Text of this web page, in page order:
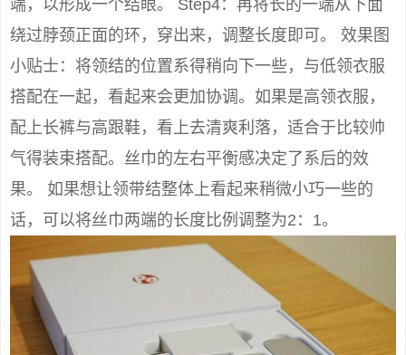
端，以形成一个结眼。 Step4：再将长的一端从下面
绕过脖颈正面的环，穿出来，调整长度即可。 效果图
小贴士：将领结的位置系得稍向下一些，与低领衣服
搭配在一起，看起来会更加协调。如果是高领衣服，
配上长裤与高跟鞋，看上去清爽利落，适合于比较帅
气得装束搭配。丝巾的左右平衡感决定了系后的效
果。 如果想让领带结整体上看起来稍微小巧一些的
话，可以将丝巾两端的长度比例调整为2：1。